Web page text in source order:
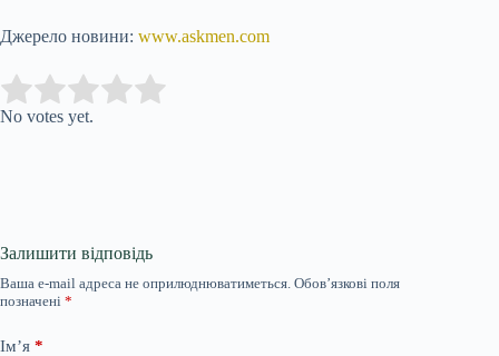
Джерело новини: www.askmen.com
Rate this item:
No votes yet.
Залишити відповідь
Ваша e-mail адреса не оприлюднюватиметься. Обов’язкові поля
позначені *
Ім’я *